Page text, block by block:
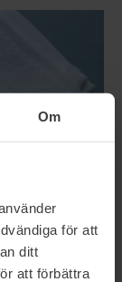
Om
för att
ditt
att förbättra